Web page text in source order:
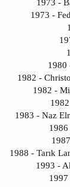
1973 -
1973 -
1980
1982 -
1982 -
1983 - Naz
1988 - Tarık
1993 -